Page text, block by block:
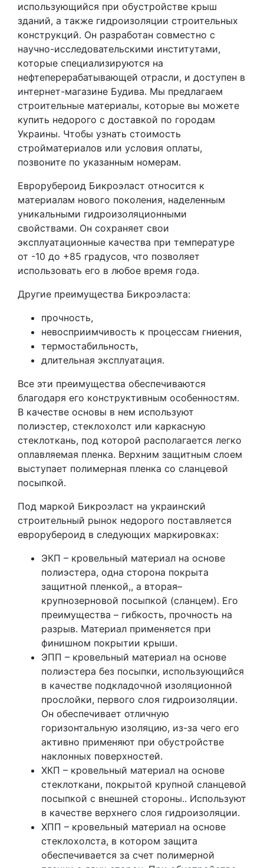
использующийся при обустройстве крыш
зданий, а также гидроизоляции строительных
конструкций. Он разработан совместно с
научно-исследовательскими институтами,
которые специализируются на
нефтеперерабатывающей отрасли, и доступен в
интернет-магазине Будива. Мы предлагаем
строительные материалы, которые вы можете
купить недорого с доставкой по городам
Украины. Чтобы узнать стоимость
стройматериалов или условия оплаты,
позвоните по указанным номерам.
Еврорубероид Бикроэласт относится к
материалам нового поколения, наделенным
уникальными гидроизоляционными
свойствами. Он сохраняет свои
эксплуатационные качества при температуре
от -10 до +85 градусов, что позволяет
использовать его в любое время года.
Другие преимущества Бикроэласта:
прочность,
невосприимчивость к процессам гниения,
термостабильность,
длительная эксплуатация.
Все эти преимущества обеспечиваются
благодаря его конструктивным особенностям.
В качестве основы в нем используют
полиэстер, стеклохолст или каркасную
стеклоткань, под которой располагается легко
оплавляемая пленка. Верхним защитным слоем
выступает полимерная пленка со сланцевой
посыпкой.
Под маркой Бикроэласт на украинский
строительный рынок недорого поставляется
еврорубероид в следующих маркировках:
ЭКП – кровельный материал на основе
полиэстера, одна сторона покрыта
защитной пленкой,, а вторая–
крупнозерновой посыпкой (сланцем). Его
преимущества – гибкость, прочность на
разрыв. Материал применяется при
финишном покрытии крыши.
ЭПП – кровельный материал на основе
полиэстера без посыпки, использующийся
в качестве подкладочной изоляционной
прослойки, первого слоя гидроизоляции.
Он обеспечивает отличную
горизонтальную изоляцию, из-за чего его
активно применяют при обустройстве
наклонных поверхностей.
ХКП – кровельный материал на основе
стеклоткани, покрытой крупной сланцевой
посыпкой с внешней стороны.. Используют
в качестве верхнего слоя гидроизоляции.
ХПП – кровельный материал на основе
стеклохолста, в котором защита
обеспечивается за счет полимерной